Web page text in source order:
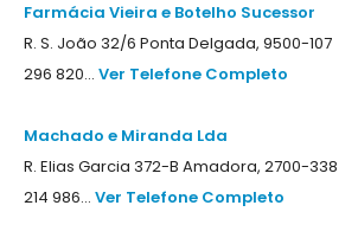
Farmácia Vieira e Botelho Sucessor
R. S. João 32/6 Ponta Delgada, 9500-107
296 820... Ver Telefone Completo
Machado e Miranda Lda
R. Elias Garcia 372-B Amadora, 2700-338
214 986... Ver Telefone Completo